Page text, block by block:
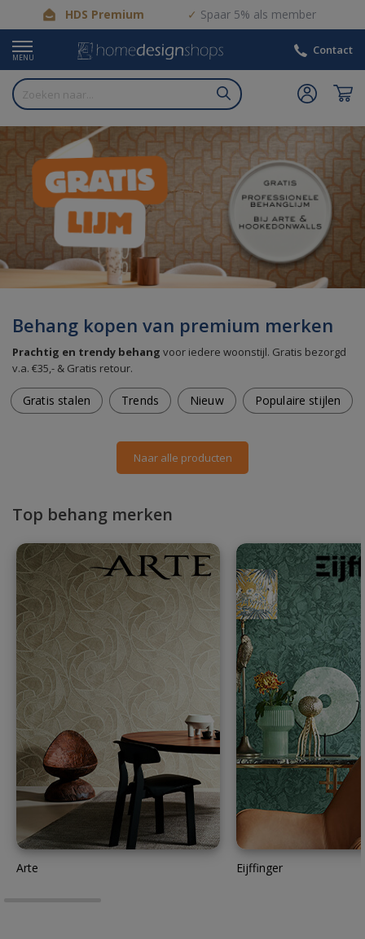
HDS Premium Spaar 5% als member
MENU
Contact
Behang kopen van premium merken
Prachtig en trendy behang voor iedere woonstijl. Gratis bezorgd
v.a. €35,- & Gratis retour.
Gratis stalen Trends Nieuw Populaire stijlen
Naar alle producten
Top behang merken
Arte Eijffinger